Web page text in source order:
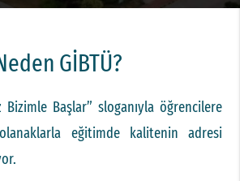
GİBTÜ?
Bizimle Başlar” sloganıyla öğrencilere
eğitimde kalitenin adresi